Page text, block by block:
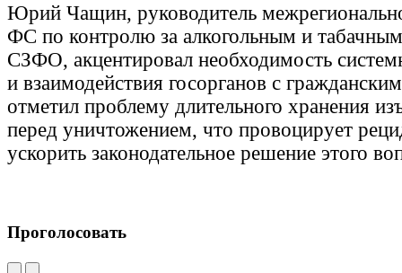
Юрий Чащин, руководитель
ФС по контролю за алкогольным и
СЗФО, акцентировал необходимость
и взаимодействия госорганов с
отметил проблему длительного хранения
перед уничтожением, что провоцирует
ускорить законодательное решение этого
Проголосовать